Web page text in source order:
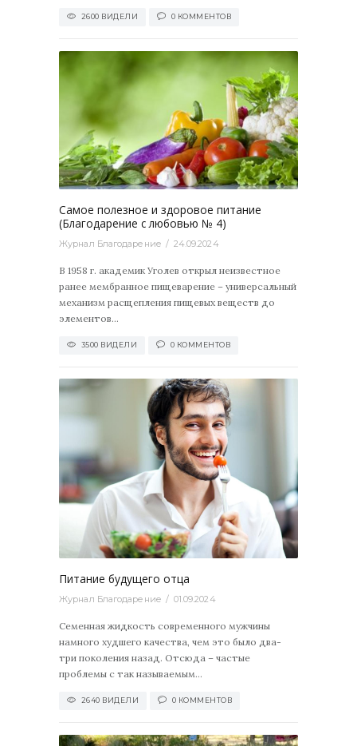
2600 ВИДЕЛИ 0 КОММЕНТОВ
Самое полезное и здоровое питание
(Благодарение с любовью № 4)
Журнал Благодарение 24.09.2024
В 1958 г. академик Уголев открыл неизвестное
ранее мембранное пищеварение – универсальный
механизм расщепления пищевых веществ до
элементов...
3500 ВИДЕЛИ 0 КОММЕНТОВ
Питание будущего отца
Журнал Благодарение 01.09.2024
Семенная жидкость современного мужчины
намного худшего качества, чем это было два-
три поколения назад. Отсюда – частые
проблемы с так называемым...
2640 ВИДЕЛИ 0 КОММЕНТОВ